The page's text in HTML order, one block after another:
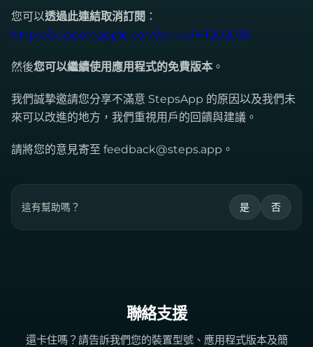
您可以透過此連結取消訂閱 ：
https://support.apple.com/en-us/HT202039
然後您可以繼續使用應用程式的免費版本 。
我們誠摯邀請您分享不滿意 StepsApp 的原因以及我們未
來可以改進的地方，我們重視用戶的回饋與建議。
請將您的意見寄至 feedback@steps.app 。
這有幫助嗎？ 是 否
聯絡支援
還卡住嗎？請告訴我們您的裝置型號、應用程式版本及簡